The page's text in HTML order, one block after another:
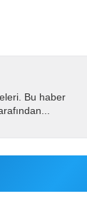
Bu haber